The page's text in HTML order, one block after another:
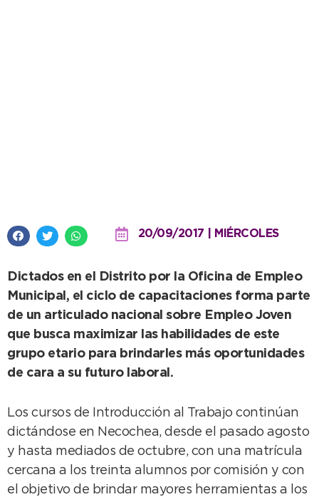
20/09/2017 | MIÉRCOLES
Dictados en el Distrito por la Oficina de Empleo
Municipal, el ciclo de capacitaciones forma parte
de un articulado nacional sobre Empleo Joven
que busca maximizar las habilidades de este
grupo etario para brindarles más oportunidades
de cara a su futuro laboral.
Los cursos de Introducción al Trabajo continúan
dictándose en Necochea, desde el pasado agosto
y hasta mediados de octubre, con una matrícula
cercana a los treinta alumnos por comisión y con
el objetivo de brindar mayores herramientas a los